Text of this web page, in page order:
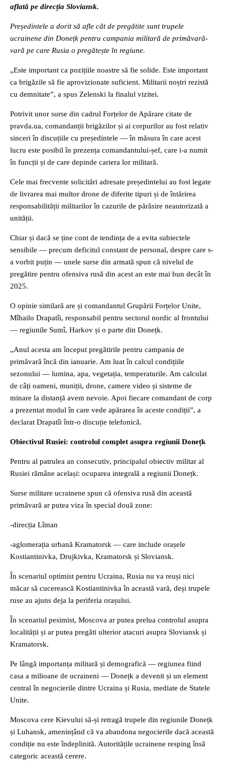
aflată pe direcția Sloviansk.
Președintele a dorit să afle cât de pregătite sunt trupele
ucrainene din Donețk pentru campania militară de primăvară-
vară pe care Rusia o pregătește în regiune.
„Este important ca pozițiile noastre să fie solide. Este important
ca brigăzile să fie aprovizionate suficient. Militarii noștri rezistă
cu demnitate”, a spus Zelenski la finalul vizitei.
Potrivit unor surse din cadrul Forțelor de Apărare citate de
pravda.ua, comandanții brigăzilor și ai corpurilor au fost relativ
sinceri în discuțiile cu președintele — în măsura în care acest
lucru este posibil în prezența comandantului-șef, care i-a numit
în funcții și de care depinde cariera lor militară.
Cele mai frecvente solicitări adresate președintelui au fost legate
de livrarea mai multor drone de diferite tipuri și de întărirea
responsabilității militarilor în cazurile de părăsire neautorizată a
unității.
Chiar și dacă se ține cont de tendința de a evita subiectele
sensibile — precum deficitul constant de personal, despre care s-
a vorbit puțin — unele surse din armată spun că nivelul de
pregătire pentru ofensiva rusă din acest an este mai bun decât în
2025.
O opinie similară are și comandantul Grupării Forțelor Unite,
Mîhailo Drapatîi, responsabil pentru sectorul nordic al frontului
— regiunile Sumî, Harkov și o parte din Donețk.
„Anul acesta am început pregătirile pentru campania de
primăvară încă din ianuarie. Am luat în calcul condițiile
sezonului — lumina, apa, vegetația, temperaturile. Am calculat
de câți oameni, muniții, drone, camere video și sisteme de
minare la distanță avem nevoie. Apoi fiecare comandant de corp
a prezentat modul în care vede apărarea în aceste condiții”, a
declarat Drapatîi într-o discuție telefonică.
Obiectivul Rusiei: controlul complet asupra regiunii Donețk
Pentru al patrulea an consecutiv, principalul obiectiv militar al
Rusiei rămâne același: ocuparea integrală a regiunii Donețk.
Surse militare ucrainene spun că ofensiva rusă din această
primăvară ar putea viza în special două zone:
-direcția Lîman
-aglomerația urbană Kramatorsk — care include orașele
Kostiantinivka, Drujkivka, Kramatorsk și Sloviansk.
În scenariul optimist pentru Ucraina, Rusia nu va reuși nici
măcar să cucerească Kostiantinivka în această vară, deși trupele
ruse au ajuns deja la periferia orașului.
În scenariul pesimist, Moscova ar putea prelua controlul asupra
localității și ar putea pregăti ulterior atacuri asupra Sloviansk și
Kramatorsk.
Pe lângă importanța militară și demografică — regiunea fiind
casa a milioane de ucraineni — Donețk a devenit și un element
central în negocierile dintre Ucraina și Rusia, mediate de Statele
Unite.
Moscova cere Kievului să-și retragă trupele din regiunile Donețk
și Luhansk, amenințând că va abandona negocierile dacă această
condiție nu este îndeplinită. Autoritățile ucrainene resping însă
categoric această cerere.